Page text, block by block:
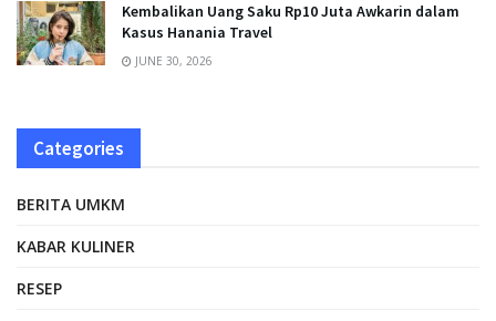
Kembalikan Uang Saku Rp10 Juta Awkarin dalam
Kasus Hanania Travel
JUNE 30, 2026
Categories
BERITA UMKM
KABAR KULINER
RESEP